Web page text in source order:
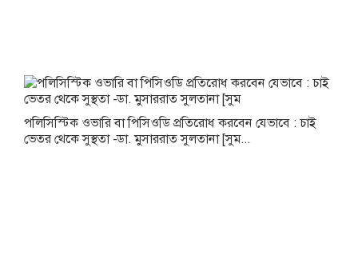
পলিসিস্টিক ওভারি বা পিসিওডি প্রতিরোধ করবেন যেভাবে : চাই
ভেতর থেকে সুস্থতা -ডা. মুসাররাত সুলতানা [সুম...